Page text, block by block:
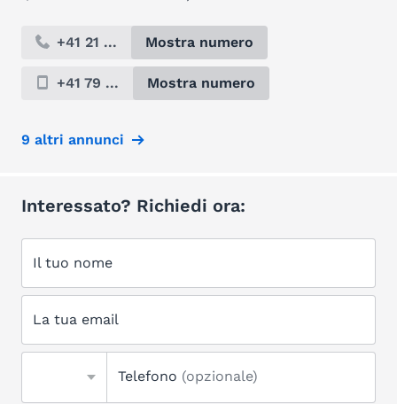
+41 21 ... Mostra numero
+41 79 ... Mostra numero
9 altri annunci
Interessato? Richiedi ora:
Il tuo nome
La tua email
Telefono (opzionale)